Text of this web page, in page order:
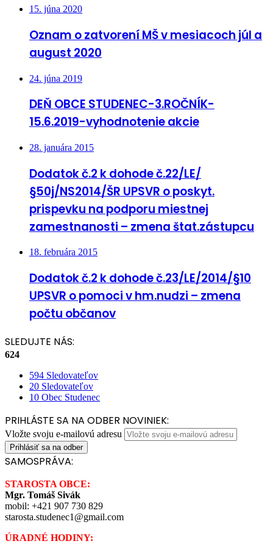
15. júna 2020
Oznam o zatvorení MŠ v mesiacoch júl a
august 2020
24. júna 2019
DEŇ OBCE STUDENEC-3.ROČNÍK-
15.6.2019-vyhodnotenie akcie
28. januára 2015
Dodatok č.2 k dohode č.22/LE/
§50j/NS2014/ŠR UPSVR o poskyt.
prispevku na podporu miestnej
zamestnanosti – zmena štat.zástupcu
18. februára 2015
Dodatok č.2 k dohode č.23/LE/2014/§10
UPSVR o pomoci v hm.nudzi – zmena
počtu občanov
SLEDUJTE NÁS:
624
594 Sledovateľov
20 Sledovateľov
10 Obec Studenec
PRIHLÁSTE SA NA ODBER NOVINIEK:
Vložte svoju e-mailovú adresu
SAMOSPRÁVA:
STAROSTA OBCE:
Mgr. Tomáš Sivák
mobil: +421 907 730 829
starosta.studenec1@gmail.com
ÚRADNÉ HODINY: